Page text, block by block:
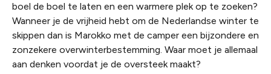
boel de boel te laten en een warmere plek op te zoeken?
Wanneer je de vrijheid hebt om de Nederlandse winter te
skippen dan is Marokko met de camper een bijzondere en
zonzekere overwinterbestemming. Waar moet je allemaal
aan denken voordat je de oversteek maakt?